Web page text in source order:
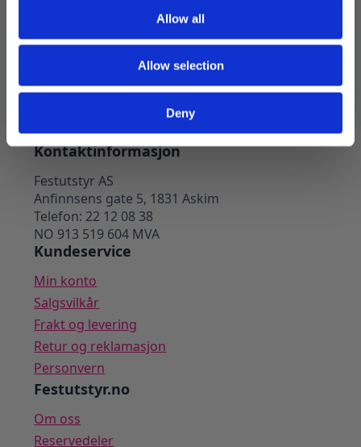
Allow all
Allow selection
Deny
Skotrekk brun
Legg I Handlekurv
Kontaktinformasjon
Festutstyr AS
Anfinnsens gate 5, 1831 Askim
Telefon: 22 12 08 38
NO 913 519 604 MVA
Kundeservice
Min konto
Salgsvilkår
Frakt og levering
Retur og reklamasjon
Personvern
Festutstyr.no
Om oss
Reservedeler